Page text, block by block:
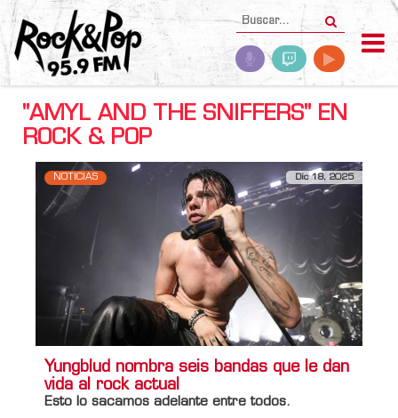
"AMYL AND THE SNIFFERS" EN
ROCK & POP
NOTICIAS Dic 18, 2025
Yungblud nombra seis bandas que le dan
vida al rock actual
Esto lo sacamos adelante entre todos.